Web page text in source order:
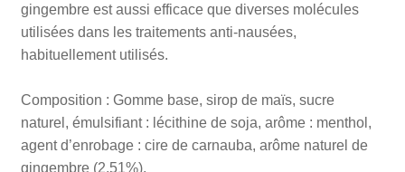
gingembre est aussi efficace que diverses molécules
utilisées dans les traitements anti-nausées,
habituellement utilisés.
Composition : Gomme base, sirop de maïs, sucre
naturel, émulsifiant : lécithine de soja, arôme : menthol,
agent d’enrobage : cire de carnauba, arôme naturel de
gingembre (2,51%).